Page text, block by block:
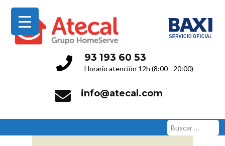
93 193 60 53
Horario atención 12h (8:00 - 20:00)
info@atecal.com
Buscar: